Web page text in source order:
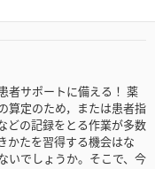
者サポートに備える！ 薬
算定のため，または患者指
どの記録をとる作業が多数
かたを習得する機会はな
いでしょうか。そこで、今